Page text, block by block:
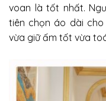
voan là tốt nhất.
tiên chọn áo dài
vừa giữ ấm tốt vừa